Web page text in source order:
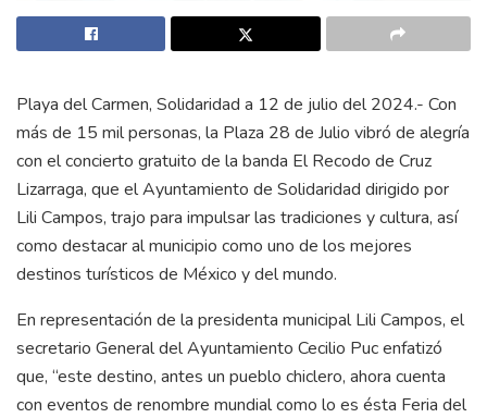
Playa del Carmen, Solidaridad a 12 de julio del 2024.- Con
más de 15 mil personas, la Plaza 28 de Julio vibró de alegría
con el concierto gratuito de la banda El Recodo de Cruz
Lizarraga, que el Ayuntamiento de Solidaridad dirigido por
Lili Campos, trajo para impulsar las tradiciones y cultura, así
como destacar al municipio como uno de los mejores
destinos turísticos de México y del mundo.
En representación de la presidenta municipal Lili Campos, el
secretario General del Ayuntamiento Cecilio Puc enfatizó
que, “este destino, antes un pueblo chiclero, ahora cuenta
con eventos de renombre mundial como lo es ésta Feria del